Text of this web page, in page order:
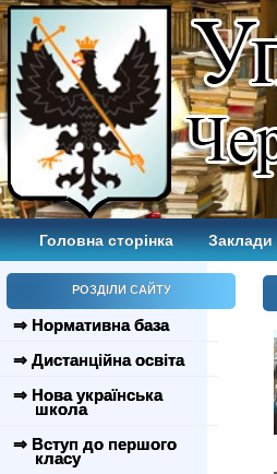
Головна сторінка Заклади
РОЗДІЛИ САЙТУ
⇒ Нормативна база
⇒ Дистанційна освіта
⇒ Нова українська
школа
⇒ Вступ до першого
класу